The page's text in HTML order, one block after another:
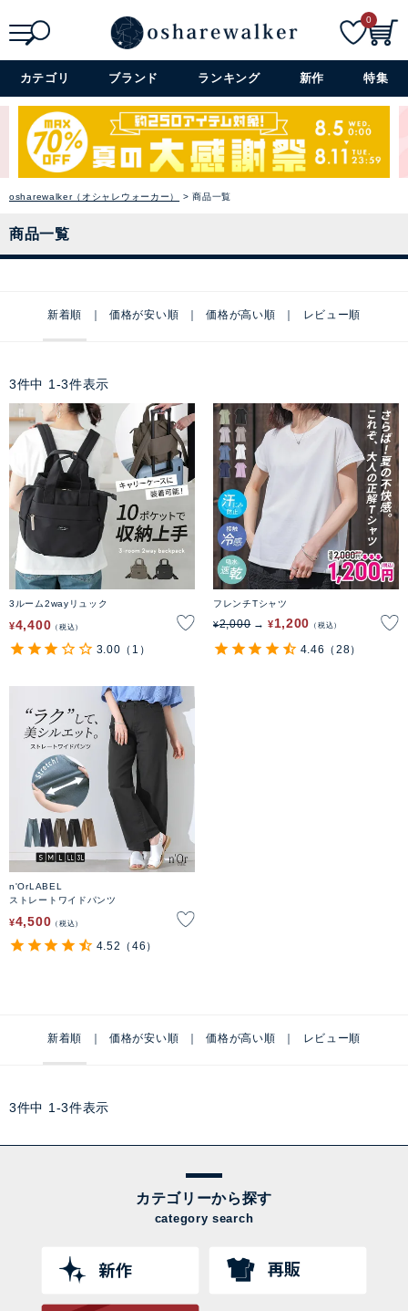
詳細検索+
0
カテゴリ ブランド ランキング 新作 特集
osharewalker（オシャレウォーカー） 商品一覧
商品一覧
新着順 価格が安い順 価格が高い順 レビュー順
3件中 1 -3件表示
3ルーム2wayリュック
¥4,400 税込
3.00 （1）
フレンチTシャツ
¥2,000 ¥1,200 税込
4.46 （28）
n'OrLABEL
ストレートワイドパンツ
¥4,500 税込
4.52 （46）
新着順 価格が安い順 価格が高い順 レビュー順
3件中 1 -3件表示
カテゴリーから探す
category search